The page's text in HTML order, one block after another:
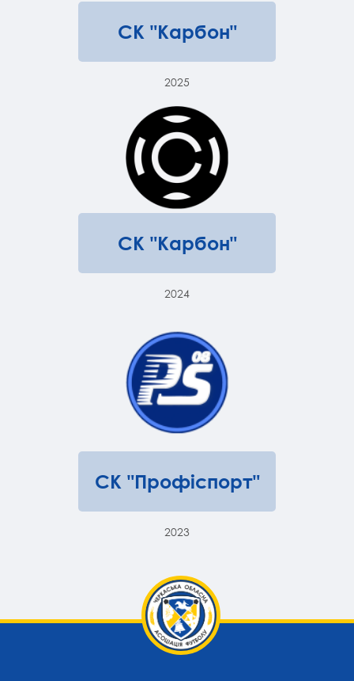
СК "Карбон"
2025
СК "Карбон"
2024
СК "Профіспорт"
2023